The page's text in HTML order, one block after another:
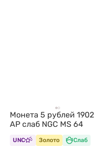
Монета 5 рублей 1902
АР слаб NGC MS 64
UNC Золото Слаб